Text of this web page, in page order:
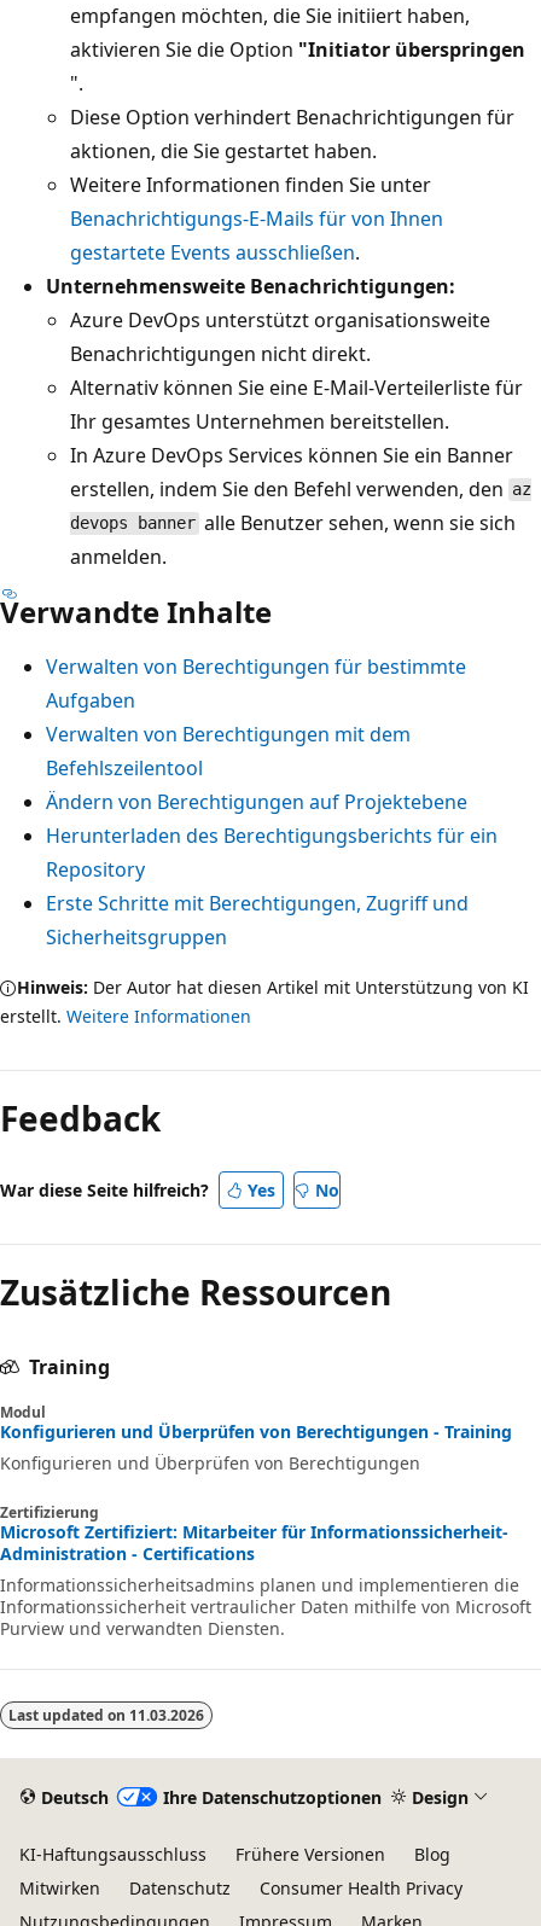
empfangen möchten, die Sie initiiert haben,
aktivieren Sie die Option "Initiator überspringen
".
Diese Option verhindert Benachrichtigungen für
aktionen, die Sie gestartet haben.
Weitere Informationen finden Sie unter
Benachrichtigungs-E-Mails für von Ihnen
gestartete Events ausschließen.
Unternehmensweite Benachrichtigungen:
Azure DevOps unterstützt organisationsweite
Benachrichtigungen nicht direkt.
Alternativ können Sie eine E-Mail-Verteilerliste für
Ihr gesamtes Unternehmen bereitstellen.
In Azure DevOps Services können Sie ein Banner
erstellen, indem Sie den Befehl verwenden, den az
devops banner alle Benutzer sehen, wenn sie sich
anmelden.
Verwandte Inhalte
Verwalten von Berechtigungen für bestimmte
Aufgaben
Verwalten von Berechtigungen mit dem
Befehlszeilentool
Ändern von Berechtigungen auf Projektebene
Herunterladen des Berechtigungsberichts für ein
Repository
Erste Schritte mit Berechtigungen, Zugriff und
Sicherheitsgruppen
Hinweis: Der Autor hat diesen Artikel mit Unterstützung von KI
erstellt. Weitere Informationen
Feedback
War diese Seite hilfreich? Yes No
Zusätzliche Ressourcen
Training
Modul
Konfigurieren und Überprüfen von Berechtigungen - Training
Konfigurieren und Überprüfen von Berechtigungen
Zertifizierung
Microsoft Zertifiziert: Mitarbeiter für Informationssicherheit-
Administration - Certifications
Informationssicherheitsadmins planen und implementieren die
Informationssicherheit vertraulicher Daten mithilfe von Microsoft
Purview und verwandten Diensten.
Last updated on 11.03.2026
Deutsch Ihre Datenschutzoptionen Design
KI-Haftungsausschluss Frühere Versionen
Blog
Mitwirken
Datenschutz
Consumer Health Privacy